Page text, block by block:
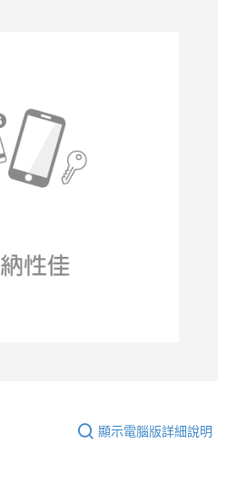
顯示電腦版詳細說明